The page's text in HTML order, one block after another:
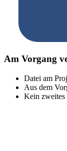
Am Vorgang
Datei am
Aus dem
Kein